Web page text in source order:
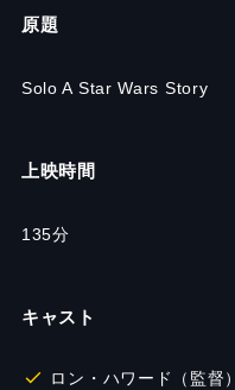
原題
Solo A Star Wars Story
上映時間
135分
キャスト
ロン・ハワード（監督）